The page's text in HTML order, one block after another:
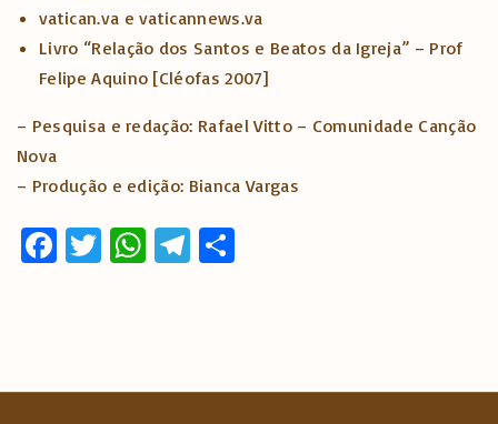
vatican.va e vaticannews.va
Livro “Relação dos Santos e Beatos da Igreja” – Prof
Felipe Aquino [Cléofas 2007]
– Pesquisa e redação: Rafael Vitto – Comunidade Canção
Nova
– Produção e edição: Bianca Vargas
Fa
o
T
r
W
A
T
a